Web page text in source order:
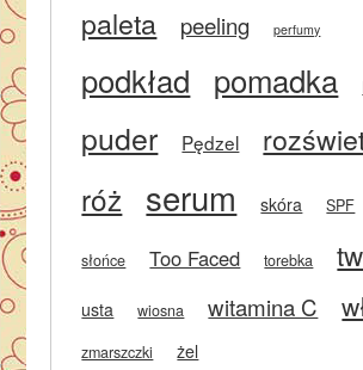
paleta peeling perfumy
podkład pomadka
puder Pędzel
róż serum skóra SPF
słońce Too Faced torebka
usta wiosna witamina C
zmarszczki żel